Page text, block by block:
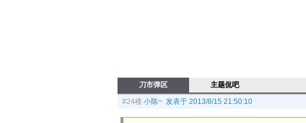
刀市弹区
主题侃吧
#24楼 小陈~ 发表于 2013/8/15 21:50:10